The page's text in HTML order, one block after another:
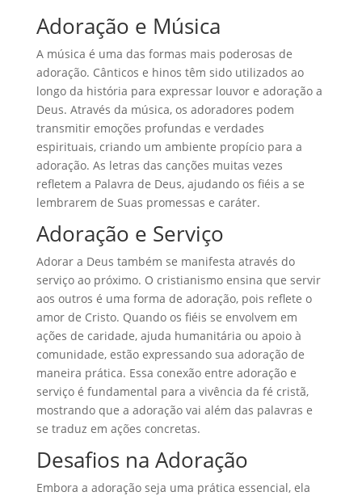
Adoração e Música
A música é uma das formas mais poderosas de
adoração. Cânticos e hinos têm sido utilizados ao
longo da história para expressar louvor e adoração a
Deus. Através da música, os adoradores podem
transmitir emoções profundas e verdades
espirituais, criando um ambiente propício para a
adoração. As letras das canções muitas vezes
refletem a Palavra de Deus, ajudando os fiéis a se
lembrarem de Suas promessas e caráter.
Adoração e Serviço
Adorar a Deus também se manifesta através do
serviço ao próximo. O cristianismo ensina que servir
aos outros é uma forma de adoração, pois reflete o
amor de Cristo. Quando os fiéis se envolvem em
ações de caridade, ajuda humanitária ou apoio à
comunidade, estão expressando sua adoração de
maneira prática. Essa conexão entre adoração e
serviço é fundamental para a vivência da fé cristã,
mostrando que a adoração vai além das palavras e
se traduz em ações concretas.
Desafios na Adoração
Embora a adoração seja uma prática essencial, ela